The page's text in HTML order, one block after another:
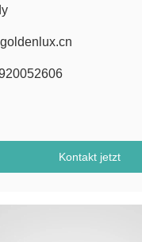
Kontakt jetzt